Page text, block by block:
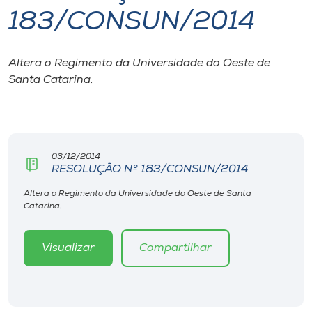
I.nova
Diplomados
CPA
Biblioteca
Editora
183/CONSUN/2014
Altera o Regimento da Universidade do Oeste de
Santa Catarina.
03/12/2014
RESOLUÇÃO Nº 183/CONSUN/2014
Altera o Regimento da Universidade do Oeste de Santa
Catarina.
Visualizar Compartilhar